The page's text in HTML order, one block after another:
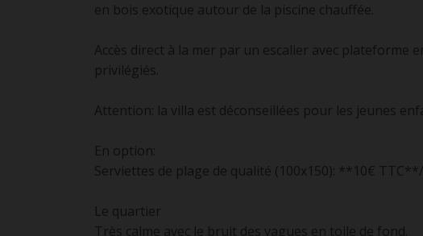
en bois exotique autour de la piscine chauffée.
Accès direct à la mer par un escalier avec plateforme
privilégiés.
Attention: la villa est déconseillées pour les jeunes
En option:
Serviettes de plage de qualité (100x150): **10€
Le quartier
Très calme avec le bruit des vagues en toile de fond.